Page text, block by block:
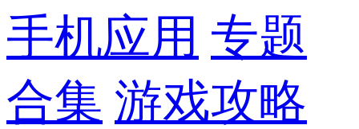
手机应用 专题
合集 游戏攻略